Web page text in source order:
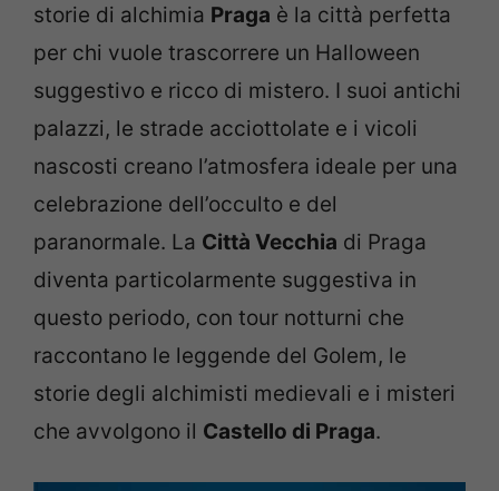
storie di alchimia Praga è la città perfetta
per chi vuole trascorrere un Halloween
suggestivo e ricco di mistero. I suoi antichi
palazzi, le strade acciottolate e i vicoli
nascosti creano l’atmosfera ideale per una
celebrazione dell’occulto e del
paranormale. La Città Vecchia di Praga
diventa particolarmente suggestiva in
questo periodo, con tour notturni che
raccontano le leggende del Golem, le
storie degli alchimisti medievali e i misteri
che avvolgono il Castello di Praga.